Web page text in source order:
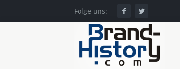
Folge uns: